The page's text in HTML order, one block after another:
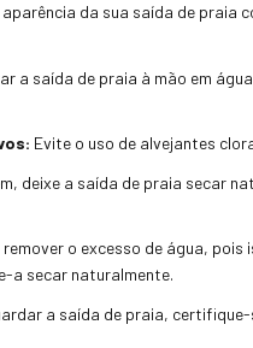
da sua saída de praia
a saída de praia à mão em
Evite o uso de alvejantes
deixe a saída de praia secar
o excesso de água,
a secar naturalmente.
a saída de praia,